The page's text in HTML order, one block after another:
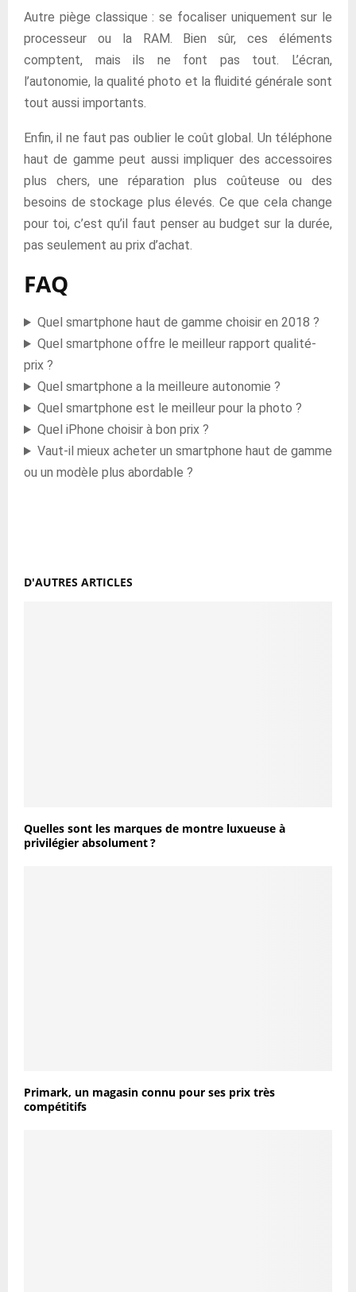
Autre piège classique : se focaliser uniquement sur le
processeur ou la RAM. Bien sûr, ces éléments
comptent, mais ils ne font pas tout. L’écran,
l’autonomie, la qualité photo et la fluidité générale sont
tout aussi importants.
Enfin, il ne faut pas oublier le coût global. Un téléphone
haut de gamme peut aussi impliquer des accessoires
plus chers, une réparation plus coûteuse ou des
besoins de stockage plus élevés. Ce que cela change
pour toi, c’est qu’il faut penser au budget sur la durée,
pas seulement au prix d’achat.
FAQ
Quel smartphone haut de gamme choisir en 2018 ?
Quel smartphone offre le meilleur rapport qualité-
prix ?
Quel smartphone a la meilleure autonomie ?
Quel smartphone est le meilleur pour la photo ?
Quel iPhone choisir à bon prix ?
Vaut-il mieux acheter un smartphone haut de gamme
ou un modèle plus abordable ?
D'AUTRES ARTICLES
Quelles sont les marques de montre luxueuse à
privilégier absolument ?
Primark, un magasin connu pour ses prix très
compétitifs